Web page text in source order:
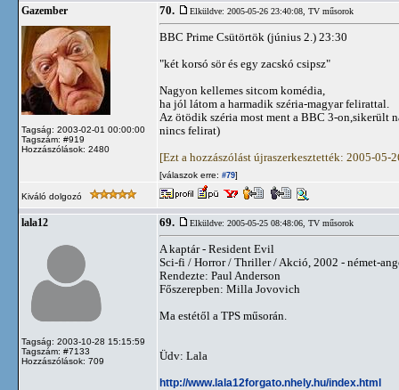
Gazember
Tagság: 2003-02-01 00:00:00
Tagszám: #919
Hozzászólások: 2480
70. Elküldve: 2005-05-26 23:40:08, TV műsorok
BBC Prime Csütörtök (június 2.) 23:30
"két korsó sör és egy zacskó csipsz"
Nagyon kellemes sitcom komédia,
ha jól látom a harmadik széria-magyar felirattal.
Az ötödik széria most ment a BBC 3-on,sikerült
nincs felirat)
[Ezt a hozzászólást újraszerkesztették: 2005-05-
[válaszok erre: #79]
Kiváló dolgozó
lala12
Tagság: 2003-10-28 15:15:59
Tagszám: #7133
Hozzászólások: 709
69. Elküldve: 2005-05-25 08:48:06, TV műsorok
A kaptár - Resident Evil
Sci-fi / Horror / Thriller / Akció, 2002 - német-
Rendezte: Paul Anderson
Főszerepben: Milla Jovovich
Ma estétől a TPS műsorán.
Üdv: Lala
http://www.lala12forgato.nhely.hu/index.html